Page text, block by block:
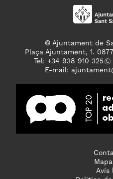
© Ajuntament de
Plaça Ajuntament, 1.
Tel: +34 938 910 325
E-mail: ajuntament
Avís